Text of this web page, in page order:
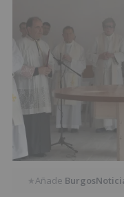
★Añade